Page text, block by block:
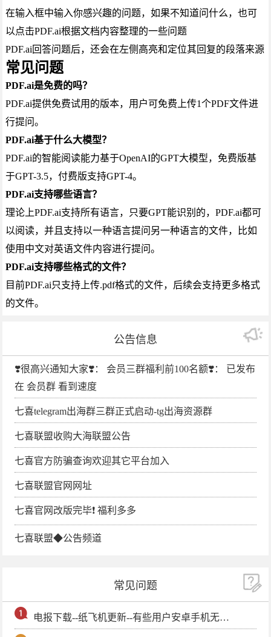
在输入框中输入你感兴趣的问题，如果不知道问什么，也可
以点击PDF.ai根据文档内容整理的一些问题
PDF.ai回答问题后，还会在左侧高亮和定位其回复的段落来源
常见问题
PDF.ai是免费的吗？
PDF.ai提供免费试用的版本，用户可免费上传1个PDF文件进
行提问。
PDF.ai基于什么大模型？
PDF.ai的智能阅读能力基于OpenAI的GPT大模型，免费版基
于GPT-3.5，付费版支持GPT-4。
PDF.ai支持哪些语言？
理论上PDF.ai支持所有语言，只要GPT能识别的，PDF.ai都可
以阅读，并且支持以一种语言提问另一种语言的文件，比如
使用中文对英语文件内容进行提问。
PDF.ai支持哪些格式的文件？
目前PDF.ai只支持上传.pdf格式的文件，后续会支持更多格式
的文件。
公告信息
❣️很高兴通知大家❣️： 会员三群福利前100名额❣️： 已发布
在 会员群 看到速度
七喜telegram出海群三群正式启动-tg出海资源群
七喜联盟收购大海联盟公告
七喜官方防骗查询欢迎其它平台加入
七喜联盟官网网址
七喜官网改版完毕❗️ 福利多多
七喜联盟◆公告频道
常见问题
电报下载--纸飞机更新--有些用户安卓手机无法更新电报软件